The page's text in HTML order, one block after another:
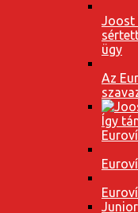
Joost
ügy
Az
Így